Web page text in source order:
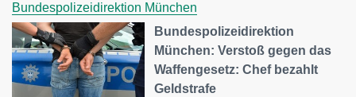
Bundespolizeidirektion München
Bundespolizeidirektion
München: Verstoß gegen das
Waffengesetz: Chef bezahlt
Geldstrafe